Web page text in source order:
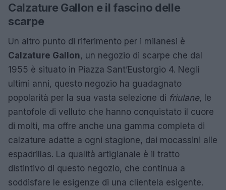
Calzature Gallon e il fascino delle
scarpe
Un altro punto di riferimento per i milanesi è
Calzature Gallon, un negozio di scarpe che dal
1955 è situato in Piazza Sant’Eustorgio 4. Negli
ultimi anni, questo negozio ha guadagnato
popolarità per la sua vasta selezione di friulane, le
pantofole di velluto che hanno conquistato il cuore
di molti, ma offre anche una gamma completa di
calzature adatte a ogni stagione, dai mocassini alle
espadrillas. La qualità artigianale è il tratto
distintivo di questo negozio, che continua a
soddisfare le esigenze di una clientela esigente.